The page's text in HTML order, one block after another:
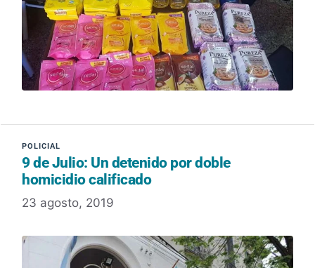
9 de Julio: Un detenido por doble
homicidio calificado
23 agosto, 2019